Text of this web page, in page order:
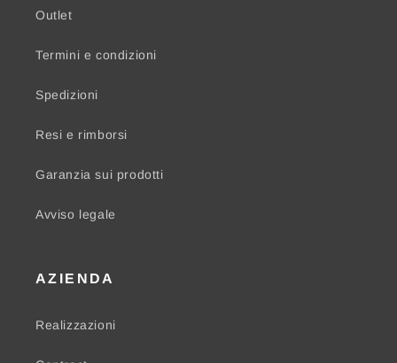
Outlet
Termini e condizioni
Spedizioni
Resi e rimborsi
Garanzia sui prodotti
Avviso legale
AZIENDA
Realizzazioni